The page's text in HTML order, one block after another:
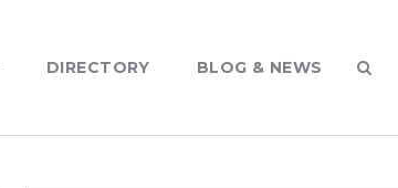
DIRECTORY BLOG & NEWS